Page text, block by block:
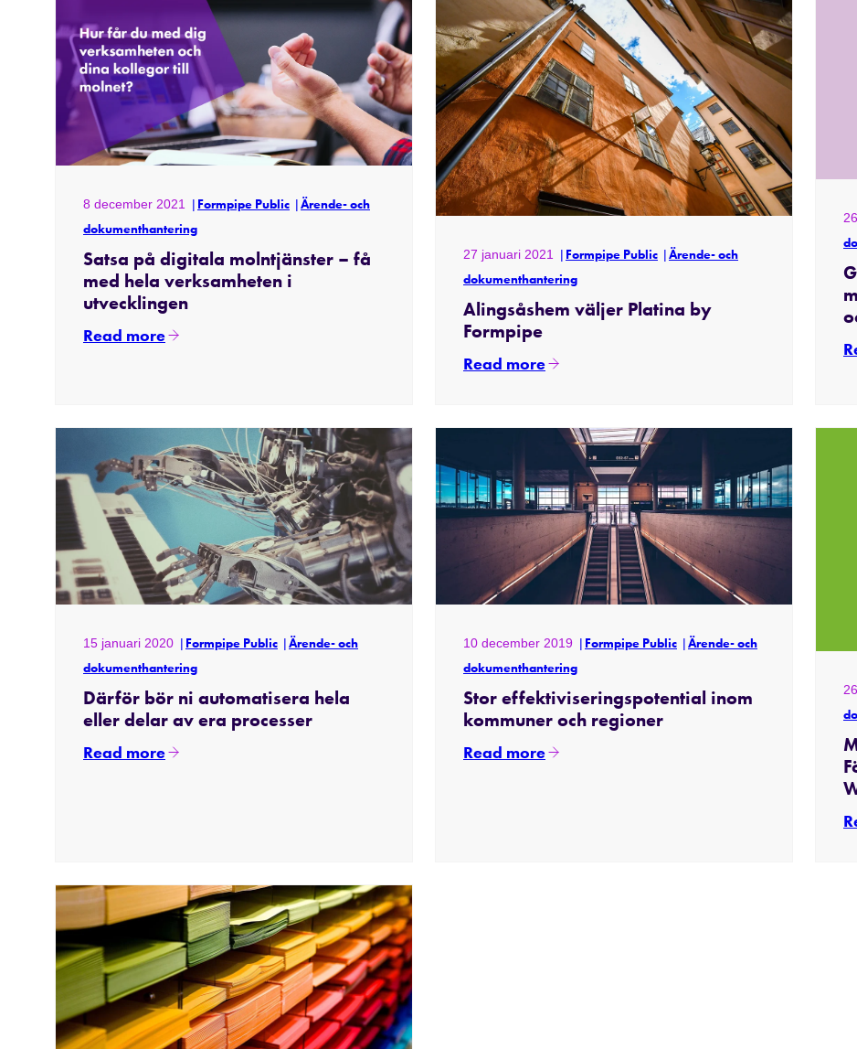
8 december 2021 Formpipe Public
Ärende- och
dokumenthantering
Satsa på digitala molntjänster – få
med hela verksamheten i
utvecklingen
Read more
27 januari 2021 Formpipe Public
Ärende- och
dokumenthantering
Alingsåshem väljer Platina by
Formpipe
Read more
15 januari 2020 Formpipe Public
Ärende- och
dokumenthantering
Därför bör ni automatisera hela
eller delar av era processer
Read more
10 december 2019 Formpipe Public
Ärende- och
dokumenthantering
Stor effektiviseringspotential inom
kommuner och regioner
Read more